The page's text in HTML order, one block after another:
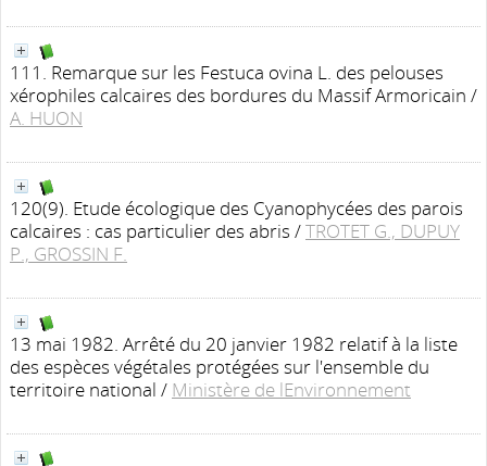
111. Remarque sur les Festuca ovina L. des pelouses
xérophiles calcaires des bordures du Massif Armoricain /
A. HUON
120(9). Etude écologique des Cyanophycées des parois
calcaires : cas particulier des abris /TROTET G., DUPUY
P., GROSSIN F.
13 mai 1982. Arrêté du 20 janvier 1982 relatif à la liste
des espèces végétales protégées sur l'ensemble du
territoire national / Ministère de lEnvironnement